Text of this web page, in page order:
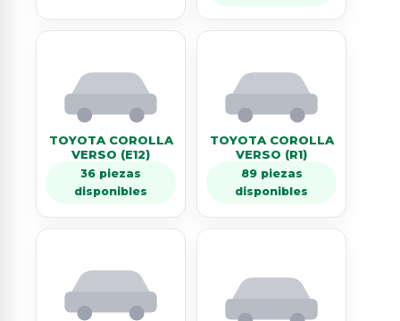
TOYOTA COROLLA
VERSO (E12)
36 piezas
disponibles
TOYOTA COROLLA
VERSO (R1)
89 piezas
disponibles